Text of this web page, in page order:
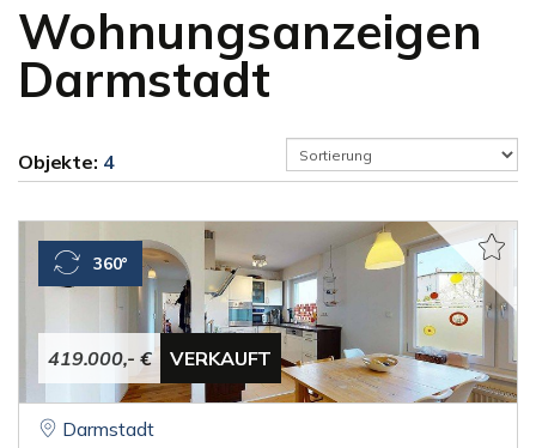
Wohnungsanzeigen
Darmstadt
Objekte: 4
419.000,- € VERKAUFT
360°
Darmstadt